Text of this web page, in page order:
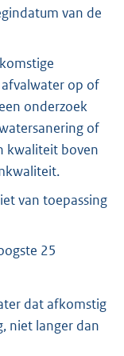
van de
op of
onderzoek
of
kwaliteit boven
van toepassing
25
dat afkomstig
niet langer dan